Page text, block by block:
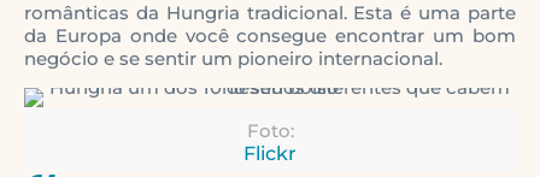
românticas da Hungria tradicional. Esta é uma parte
da Europa onde você consegue encontrar um bom
negócio e se sentir um pioneiro internacional.
Foto:
Flickr